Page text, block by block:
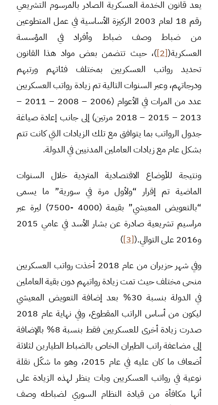
يعد قانون الخدمة العسكرية الصادر بالمرسوم التشريعي
رقم 18 لعام 2003 الركيزة الأساسية في عمل المتطوعين
من ضباط وصف ضباط وأفراد في المؤسسة
العسكرية([2]
)، حيث تتضمن بعض مواد هذا القانون
تحديد رواتب العسكريين بمختلف فئاتهم ورتبهم
ودرجاتهم، وعبر السنوات التالية تم زيادة رواتب العسكريين
عدد من المرات في الأعوام (2006 – 2008 – 2011 –
2013 – 2015 – 2018 مرتين) إلى جانب إعادة صياغة
جدول الرواتب بما يتوافق مع تلك الزيادات التي كانت تتم
بشكل عام مع زيادات العاملين المدنيين في الدولة.
ونتيجة للأوضاع الاقتصادية المتردية خلال السنوات
الماضية تم إقرار “ولأول مرة في سورية” ما يسمى
“بالتعويض المعيشي” بقيمة (4000 -7500) ليرة عبر
مراسيم تشريعية صادرة عن بشار الأسد في عامي 2015
و2016 على التوالي.(
[3]
)
وفي شهر حزيران من عام 2018 أخذت رواتب العسكريين
منحى مختلف حيث تمت زيادة رواتبهم دون بقية العاملين
في الدولة بنسبة 30% بعد إضافة التعويض المعيشي
ليكون من أساس الراتب المقطوع، وفي نهاية عام 2018
صدرت زيادة أخرى للعسكريين فقط بنسبة 8% بالإضافة
إلى مضاعفة راتب الطيران الخاص بالضباط الطيارين لثلاثة
أضعاف ما كان عليه في عام 2015، وهو ما شكّل نقلة
نوعية في رواتب العسكريين وبات ينظر لهذه الزيادة على
أنها مكافأة من قيادة النظام السوري لضباطه وصف